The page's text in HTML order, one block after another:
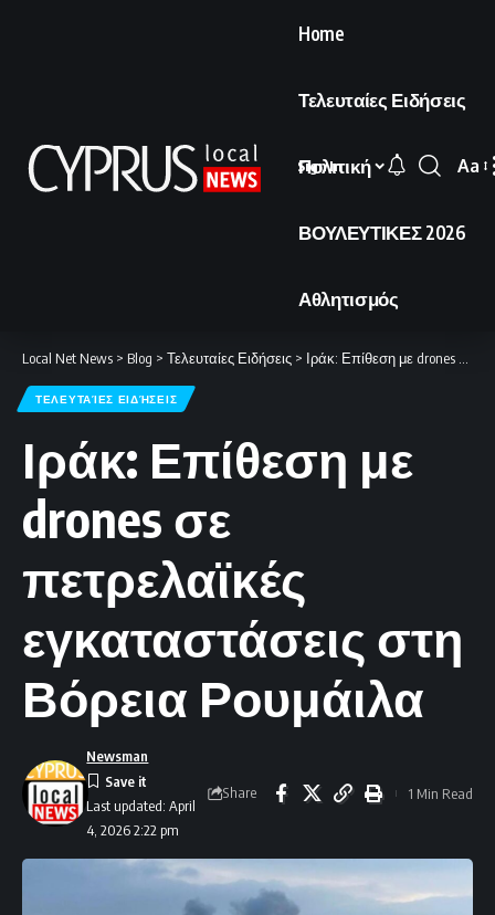
Home
Τελευταίες Ειδήσεις
Πολιτική
ΒΟΥΛΕΥΤΙΚΕΣ 2026
Αθλητισμός
Sign In
Font
Aa
Local Net News > Blog > Τελευταίες Ειδήσεις > Ιράκ: Επίθεση με drones σε πετρελαϊκές εγκαταστάσεις στη Βόρεια Ρουμάιλα
ΤΕΛΕΥΤΑΊΕΣ ΕΙΔΉΣΕΙΣ
Ιράκ: Επίθεση με
drones σε
πετρελαϊκές
εγκαταστάσεις στη
Βόρεια Ρουμάιλα
Last updated: April
4, 2026 2:22 pm
Newsman
Share 1 Min Read